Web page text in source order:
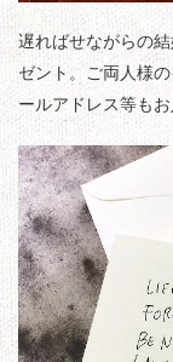
遅ればせながらの
ゼント。ご両人様
ールアドレス等も